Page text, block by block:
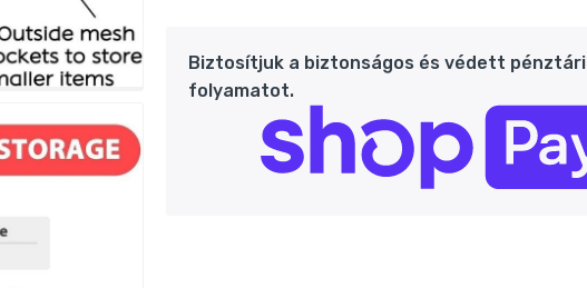
Biztosítjuk a biztonságos és védett pénztári
folyamatot.